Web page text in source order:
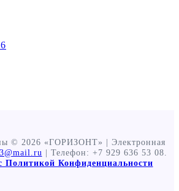
© 2026 «ГОРИЗОНТ» | Электронная
| Телефон: +7 929 636 53 08.
Политикой Конфиденциальности